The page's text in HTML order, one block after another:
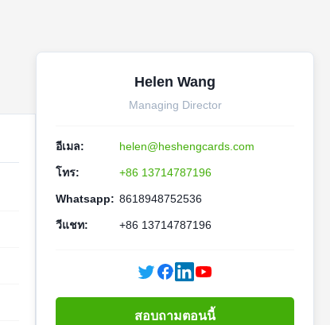
Helen Wang
Managing Director
อีเมล: helen@heshengcards.com
โทร: +86 13714787196
Whatsapp: 8618948752536
วีแชท: +86 13714787196
สอบถามตอนนี้